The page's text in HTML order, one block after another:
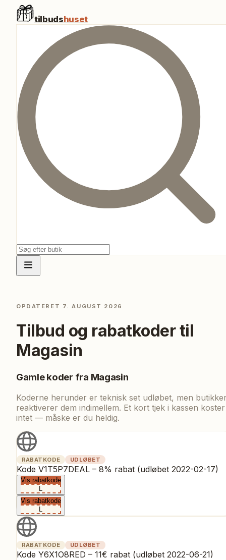
tilbudshuset
OPDATERET 7. AUGUST 2026
Tilbud og rabatkoder til
Magasin
Gamle koder fra Magasin
Koderne herunder er teknisk set udløbet, men
reaktiverer dem indimellem. Et kort tjek i kassen koster
intet — måske er du heldig.
RABATKODE UDLØBET
Kode V1T5P7DEAL – 8% rabat (udløbet 2022-02-17)
Vis rabatkode
Vis rabatkode
RABATKODE UDLØBET
Kode Y6X1O8RED – 11€ rabat (udløbet 2022-06-21)